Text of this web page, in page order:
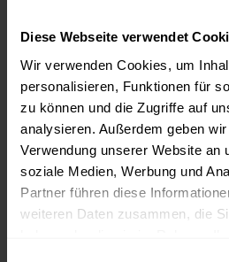
Diese Webseite verwendet
Wir verwenden Cookies, um
personalisieren, Funktionen für
zu können und die Zugriffe auf
analysieren. Außerdem geben
Verwendung unserer Website an
soziale Medien, Werbung und
Partner führen diese
weiteren Daten zusammen, die
3.000 Liter
5.000 Liter
Preise für Heizöl in Standardqualität
Liter inkl. MwSt. und Lieferung